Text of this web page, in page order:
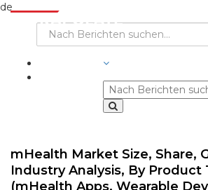
de
mHealth Market Size, Share,
Industry Analysis, By Product
(mHealth Apps, Wearable